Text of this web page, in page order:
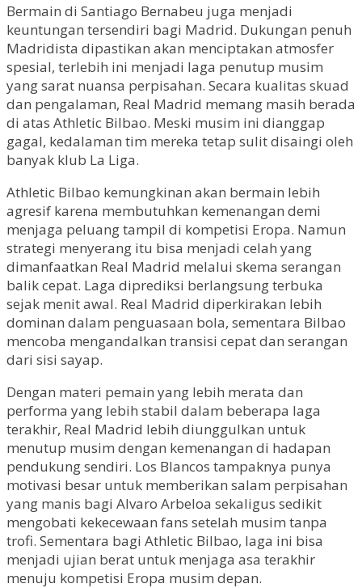
Bermain di Santiago Bernabeu juga menjadi
keuntungan tersendiri bagi Madrid. Dukungan penuh
Madridista dipastikan akan menciptakan atmosfer
spesial, terlebih ini menjadi laga penutup musim
yang sarat nuansa perpisahan. Secara kualitas skuad
dan pengalaman, Real Madrid memang masih berada
di atas Athletic Bilbao. Meski musim ini dianggap
gagal, kedalaman tim mereka tetap sulit disaingi oleh
banyak klub La Liga.
Athletic Bilbao kemungkinan akan bermain lebih
agresif karena membutuhkan kemenangan demi
menjaga peluang tampil di kompetisi Eropa. Namun
strategi menyerang itu bisa menjadi celah yang
dimanfaatkan Real Madrid melalui skema serangan
balik cepat. Laga diprediksi berlangsung terbuka
sejak menit awal. Real Madrid diperkirakan lebih
dominan dalam penguasaan bola, sementara Bilbao
mencoba mengandalkan transisi cepat dan serangan
dari sisi sayap.
Dengan materi pemain yang lebih merata dan
performa yang lebih stabil dalam beberapa laga
terakhir, Real Madrid lebih diunggulkan untuk
menutup musim dengan kemenangan di hadapan
pendukung sendiri. Los Blancos tampaknya punya
motivasi besar untuk memberikan salam perpisahan
yang manis bagi Alvaro Arbeloa sekaligus sedikit
mengobati kekecewaan fans setelah musim tanpa
trofi. Sementara bagi Athletic Bilbao, laga ini bisa
menjadi ujian berat untuk menjaga asa terakhir
menuju kompetisi Eropa musim depan.